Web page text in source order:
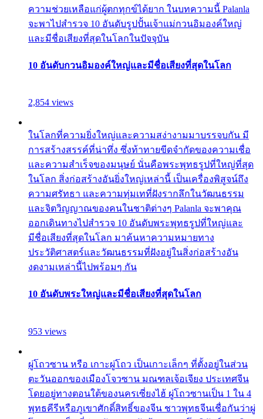
ความช่วยเหลือแก่ผู้ตกทุกข์ได้ยาก ในบทความนี้ Palanla
จะพาไปสำรวจ 10 อันดับรูปปั้นเจ้าแม่กวนอิมองค์ใหญ่
และมีชื่อเสียงที่สุดในโลกในปัจจุบัน
10 อันดับกวนอิมองค์ใหญ่และมีชื่อเสียงที่สุดในโลก
2,854 views
ในโลกที่ความยิ่งใหญ่และความสง่างามมาบรรจบกัน มี
การสร้างสรรค์ที่น่าทึ่ง ซึ่งท้าทายขีดจำกัดของความเชื่อ
และความสำเร็จของมนุษย์ นั่นคือพระพุทธรูปที่ใหญ่ที่สุด
ในโลก สิ่งก่อสร้างอันยิ่งใหญ่เหล่านี้ เป็นเครื่องพิสูจน์ถึง
ความศรัทธา และความทุ่มเทที่ฝังรากลึกในวัฒนธรรม
และจิตวิญญาณของคนในชาติต่างๆ Palanla จะพาคุณ
ออกเดินทางไปสำรวจ 10 อันดับพระพุทธรูปที่ใหญ่และ
มีชื่อเสียงที่สุดในโลก มาค้นหาความหมายทาง
ประวัติศาสตร์และวัฒนธรรมที่ฝังอยู่ในสิ่งก่อสร้างอัน
งดงามเหล่านี้ไปพร้อมๆ กัน
10 อันดับพระใหญ่และมีชื่อเสียงที่สุดในโลก
953 views
ผู่โถวซาน หรือ เกาะผู่โถว เป็นเกาะเล็กๆ ที่ตั้งอยู่ในส่วน
ตะวันออกของเมืองโจวซาน มณฑลเจ้อเจียง ประเทศจีน
โดยอยู่ทางตอนใต้ของนครเซี่ยงไฮ้ ผู่โถวซานเป็น 1 ใน 4
พุทธคีรีหรือภูเขาศักดิ์สิทธิ์ของจีน ชาวพุทธจีนเชื่อกันว่าผู่